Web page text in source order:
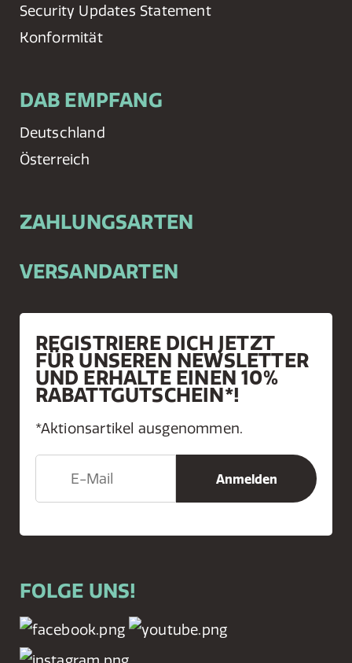
Security Updates Statement
Konformität
DAB EMPFANG
Deutschland
Österreich
ZAHLUNGSARTEN
VERSANDARTEN
REGISTRIERE DICH JETZT
FÜR UNSEREN NEWSLETTER
UND ERHALTE EINEN 10%
RABATTGUTSCHEIN*!
*Aktionsartikel ausgenommen.
FOLGE UNS!